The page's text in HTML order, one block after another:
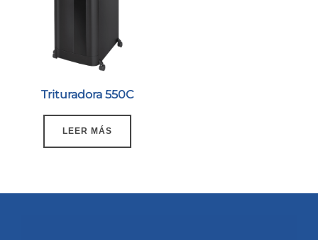
Trituradora 550C
LEER MÁS